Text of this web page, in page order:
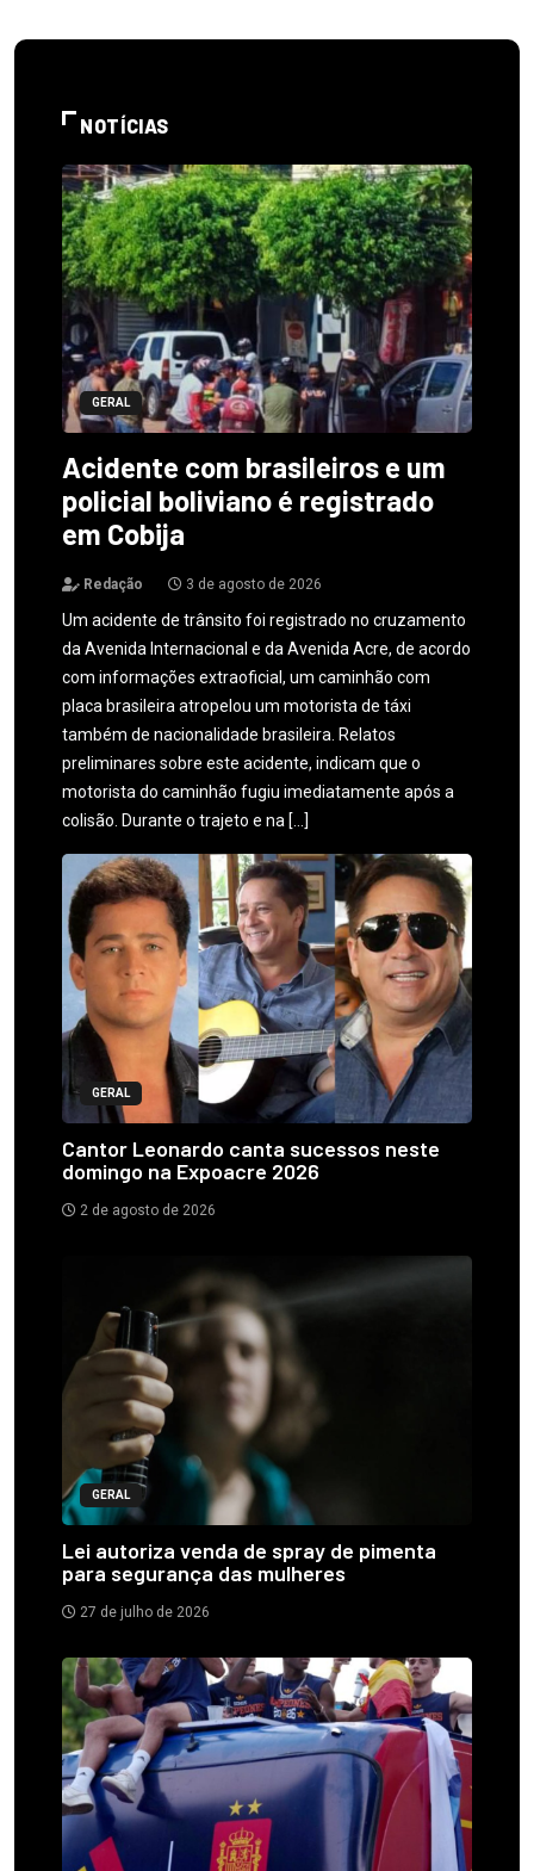
NOTÍCIAS
GERAL
Acidente com brasileiros e um
policial boliviano é registrado
em Cobija
Redação 3 de agosto de 2026
Um acidente de trânsito foi registrado no cruzamento
da Avenida Internacional e da Avenida Acre, de acordo
com informações extraoficial, um caminhão com
placa brasileira atropelou um motorista de táxi
também de nacionalidade brasileira. Relatos
preliminares sobre este acidente, indicam que o
motorista do caminhão fugiu imediatamente após a
colisão. Durante o trajeto e na […]
GERAL
Cantor Leonardo canta sucessos neste
domingo na Expoacre 2026
2 de agosto de 2026
GERAL
Lei autoriza venda de spray de pimenta
para segurança das mulheres
27 de julho de 2026